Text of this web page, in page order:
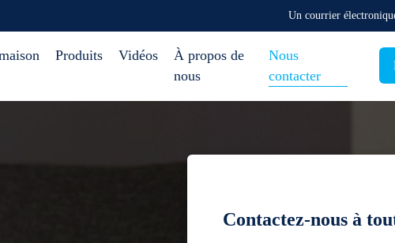
Un courrier
Produits Vidéos
À propos de
nous
Nous
contacter
Contactez-nous à